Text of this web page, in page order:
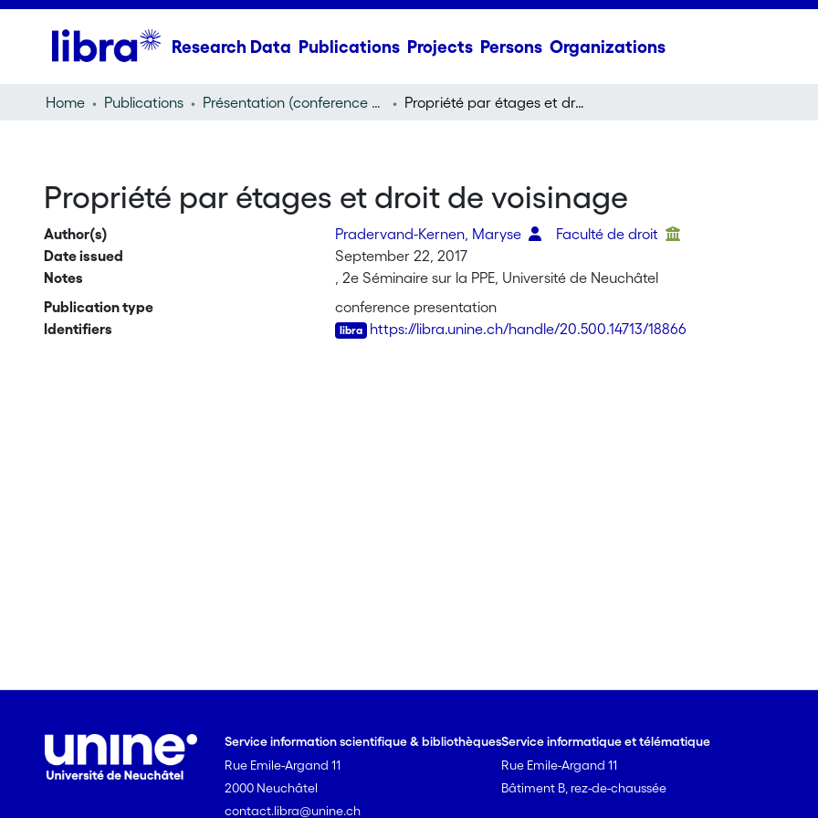
Research Data Publications Projects Persons Organizations
Home Publications Présentation (conference presentation) Propriété par étages et droit de voisinage
Propriété par étages et droit de voisinage
Author(s) Pradervand-Kernen, Maryse
Faculté de droit
Date issued
September 22, 2017
Notes
, 2e Séminaire sur la PPE, Université de Neuchâtel
Publication type
conference presentation
Identifiers
https://libra.unine.ch/handle/20.500.14713/18866
Service information scientifique & bibliothèques
Rue Emile-Argand 11
2000 Neuchâtel
contact.libra@unine.ch
Service informatique et télématique
Rue Emile-Argand 11
Bâtiment B, rez-de-chaussée